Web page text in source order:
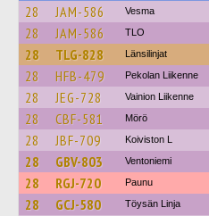
28 JAM-586 Vesma
28 JAM-586 TLO
28 TLG-828 Länsilinjat
28 HFB-479 Pekolan Liikenne
28 JEG-728 Vainion Liikenne
28 CBF-581 Mörö
28 JBF-709 Koiviston L
28 GBV-803 Ventoniemi
28 RGJ-720 Paunu
28 GCJ-580 Töysän Linja